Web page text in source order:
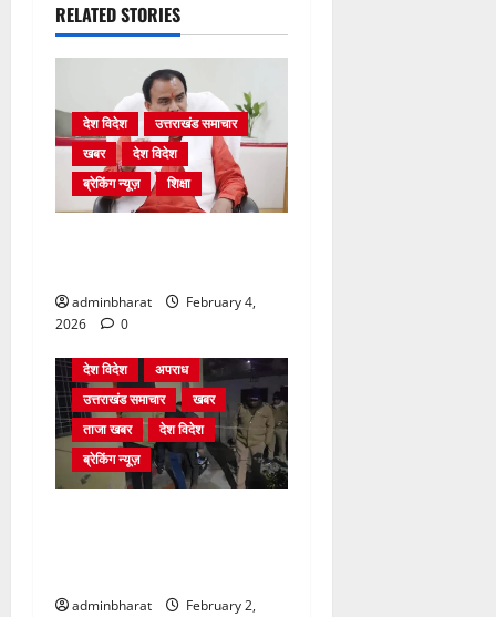
RELATED STORIES
देश विदेश
उत्तराखंड समाचार
खबर
देश विदेश
ब्रेकिंग न्यूज़
शिक्षा
adminbharat
February 4,
2026
0
देश विदेश
अपराध
उत्तराखंड समाचार
खबर
ताजा खबर
देश विदेश
ब्रेकिंग न्यूज़
adminbharat
February 2,